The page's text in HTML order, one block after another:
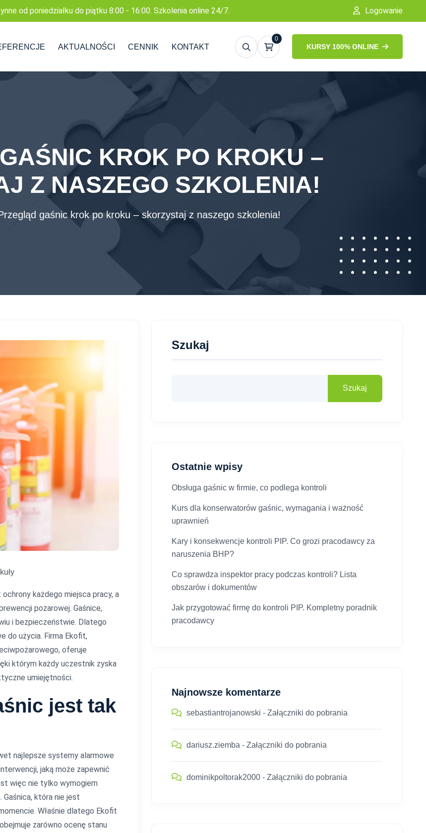
od poniedziałku do piątku 8:00 - 16:00. Szkolenia online 24/7. Logowanie
AKTUALNOŚCI CENNIK KONTAKT
0
KURSY 100% ONLINE
KROK PO KROKU –
Z NASZEGO SZKOLENIA!
gaśnic krok po kroku – skorzystaj z naszego szkolenia!
każdego miejsca pracy, a
pożarowej. Gaśnice,
i bezpieczeństwie. Dlatego
do użycia. Firma Ekofit,
oferuje
którym każdy uczestnik zyska
umiejętności.
jest tak
najlepsze systemy alarmowe
jaką może zapewnić
więc nie tylko wymogiem
która nie jest
Właśnie dlatego Ekofit
zarówno ocenę stanu
Szukaj
Szukaj
Ostatnie wpisy
Obsługa gaśnic w firmie, co podlega kontroli
Kurs dla konserwatorów gaśnic, wymagania i ważność
uprawnień
Kary i konsekwencje kontroli PIP. Co grozi pracodawcy za
naruszenia BHP?
Co sprawdza inspektor pracy podczas kontroli? Lista
obszarów i dokumentów
Jak przygotować firmę do kontroli PIP. Kompletny poradnik
pracodawcy
Najnowsze komentarze
sebastiantrojanowski -Załączniki do pobrania
dariusz.ziemba -Załączniki do pobrania
dominikpoltorak2000 -Załączniki do pobrania